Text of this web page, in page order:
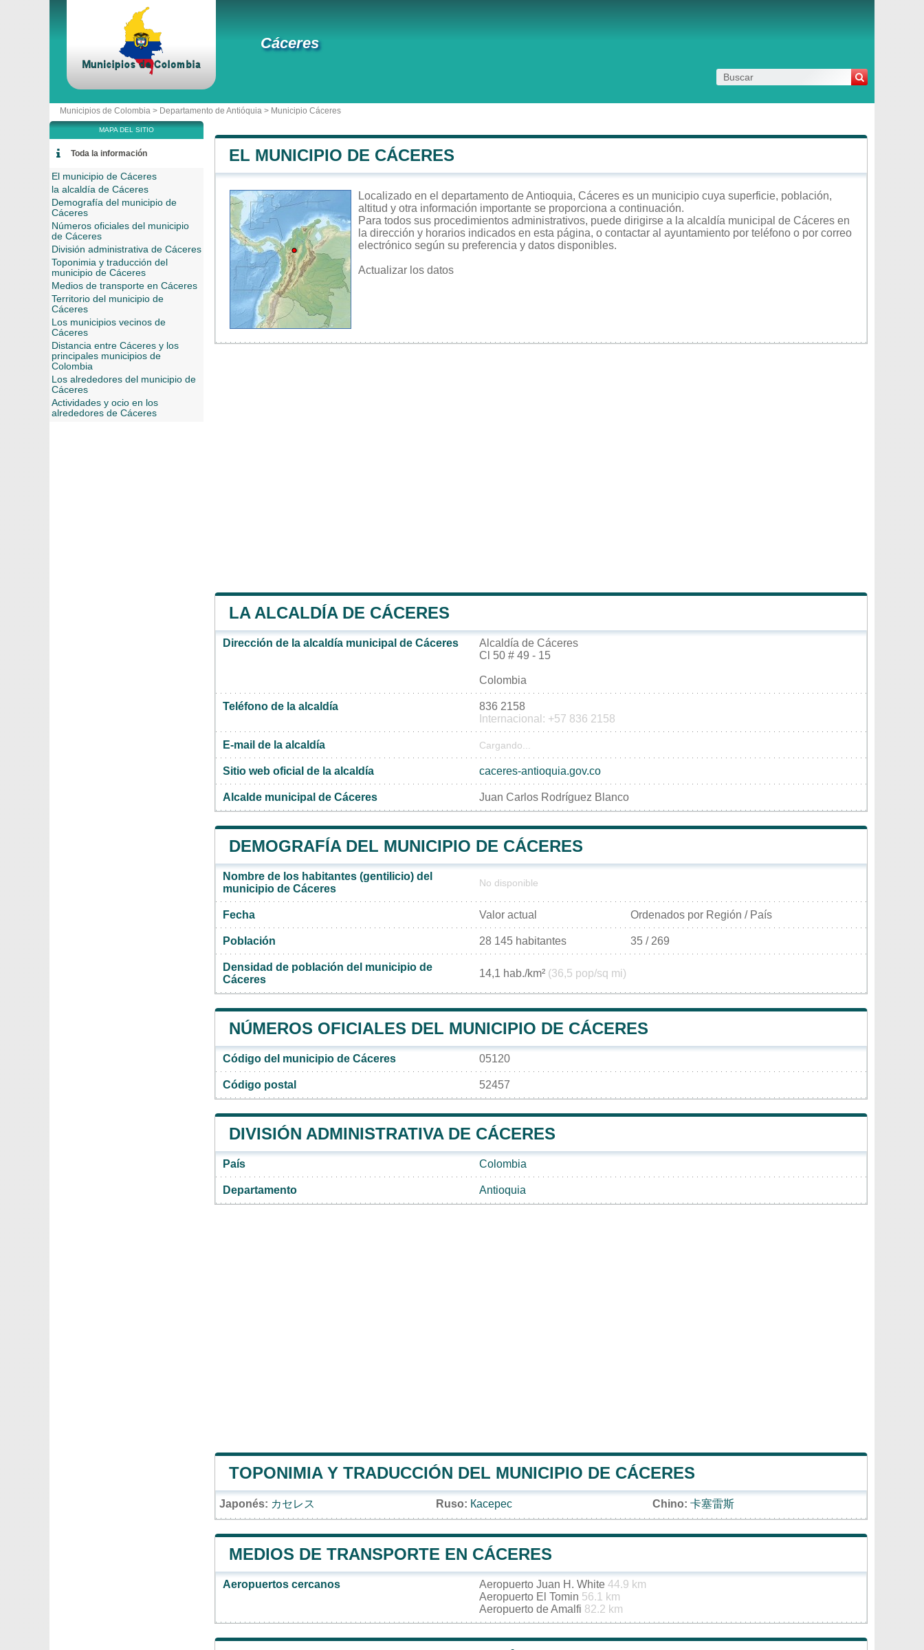
Cáceres
Municipios de Colombia > Departamento de Antióquia > Municipio Cáceres
EL MUNICIPIO DE CÁCERES
Localizado en el departamento de Antioquia, Cáceres es un municipio cuya superficie, población,
altitud y otra información importante se proporciona a continuación.
Para todos sus procedimientos administrativos, puede dirigirse a la alcaldía municipal de Cáceres en
la dirección y horarios indicados en esta página, o contactar al ayuntamiento por teléfono o por correo
electrónico según su preferencia y datos disponibles.
Actualizar los datos
LA ALCALDÍA DE CÁCERES
Dirección de la alcaldía municipal de Cáceres
Alcaldía de Cáceres
Cl 50 # 49 - 15
Colombia
Teléfono de la alcaldía
836 2158
Internacional: +57 836 2158
E-mail de la alcaldía Cargando...
Sitio web oficial de la alcaldía caceres-antioquia.gov.co
Alcalde municipal de Cáceres Juan Carlos Rodríguez Blanco
DEMOGRAFÍA DEL MUNICIPIO DE CÁCERES
Nombre de los habitantes (gentilicio) del
municipio de Cáceres
No disponible
Fecha Valor actual Ordenados por Región / País
Población 28 145 habitantes 35 / 269
Densidad de población del municipio de
Cáceres
14,1 hab./km² (36,5 pop/sq mi)
NÚMEROS OFICIALES DEL MUNICIPIO DE CÁCERES
Código del municipio de Cáceres 05120
Código postal 52457
DIVISIÓN ADMINISTRATIVA DE CÁCERES
País Colombia
Departamento Antioquia
TOPONIMIA Y TRADUCCIÓN DEL MUNICIPIO DE CÁCERES
Japonés: カセレス Ruso: Касерес Chino: 卡塞雷斯
MEDIOS DE TRANSPORTE EN CÁCERES
Aeropuertos cercanos Aeropuerto Juan H. White 44.9 km
Aeropuerto El Tomin 56.1 km
Aeropuerto de Amalfi 82.2 km
MAPA DEL SITIO
Toda la información
El municipio de Cáceres
la alcaldía de Cáceres
Demografía del municipio de
Cáceres
Números oficiales del municipio
de Cáceres
División administrativa de Cáceres
Toponimia y traducción del
municipio de Cáceres
Medios de transporte en Cáceres
Territorio del municipio de
Cáceres
Los municipios vecinos de
Cáceres
Distancia entre Cáceres y los
principales municipios de
Colombia
Los alrededores del municipio de
Cáceres
Actividades y ocio en los
alrededores de Cáceres